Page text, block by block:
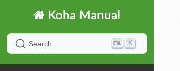
Koha Manual
Search K